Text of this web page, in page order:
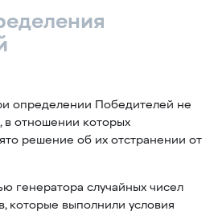
определении Победителей не
в отношении которых
решение об их отстранении от
генератора случайных чисел
которые выполнили условия